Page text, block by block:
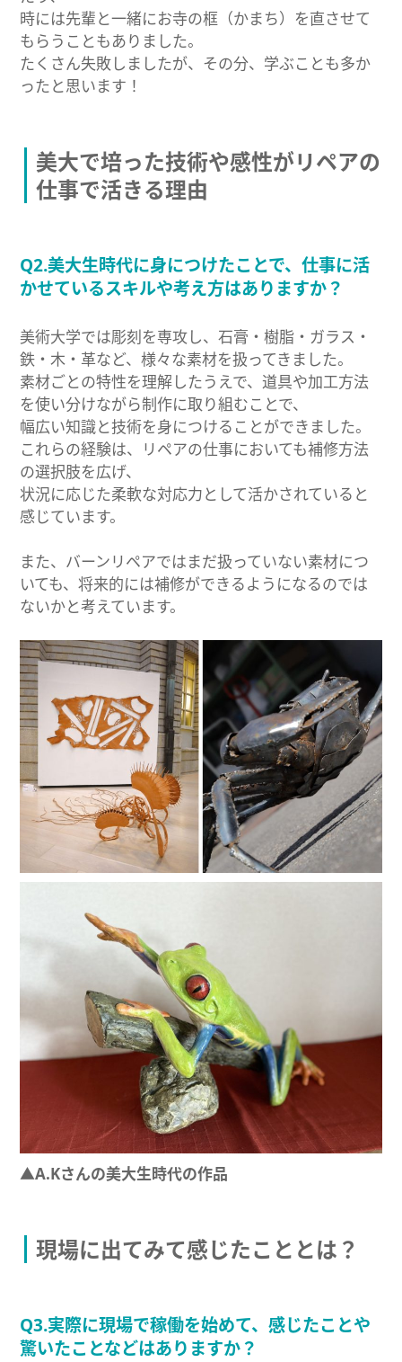
時には先輩と一緒にお寺の框（かまち）を直させて
もらうこともありました。
たくさん失敗しましたが、その分、学ぶことも多か
ったと思います！
美大で培った技術や感性がリペアの
仕事で活きる理由
Q2.美大生時代に身につけたことで、仕事に活
かせているスキルや考え方はありますか？
美術大学では彫刻を専攻し、石膏・樹脂・ガラス・
鉄・木・革など、様々な素材を扱ってきました。
素材ごとの特性を理解したうえで、道具や加工方法
を使い分けながら制作に取り組むことで、
幅広い知識と技術を身につけることができました。
これらの経験は、リペアの仕事においても補修方法
の選択肢を広げ、
状況に応じた柔軟な対応力として活かされていると
感じています。
また、バーンリペアではまだ扱っていない素材につ
いても、将来的には補修ができるようになるのでは
ないかと考えています。
▲A.Kさんの美大生時代の作品
現場に出てみて感じたこととは？
Q3.実際に現場で稼働を始めて、感じたことや
驚いたことなどはありますか？